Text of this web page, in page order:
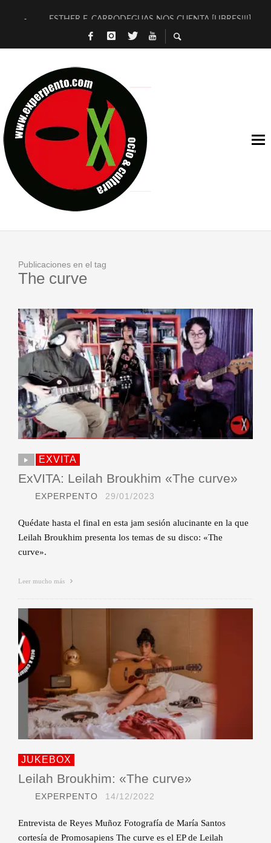
ESTHER F. CARRODEGUAS NOS CUENTA [LIBRES!!!]
[TERRA DE GUAPES] DE SANDRA MONFORT
TIMBRE 4, LA ESCUELA DEL DIRECTOR TEATRAL CLAUDIO
30 AÑOS (NO ES NADA) DE LA KATARSIS DEL TOMATAZO
MILITARES JUDÍAS EN #EXVITA
D’BALDOMEROS REINVENTAN [BITÁCORA 3.0] EN EXVITA
MARSHALL FLASH PRESENTA EN EXVITA [RELATIVA
JOFRE BARDAGÍ EN EXVITA INTERPRETANDO A SERRAT
Publicaciones en el tag
The curve
EXVITA
ExVITA: Leilah Broukhim «The curve»
EXPERPENTO 29/01/2023
Quédate hasta el final en esta jam sesión alucinante en la que
Leilah Broukhim presenta los temas de su disco: «The
curve».
Leer mucho más
JUKEBOX
Leilah Broukhim: «The curve»
EXPERPENTO 14/12/2022
Entrevista de Reyes Muñoz Fotografía de María Santos
cortesía de Promosapiens The curve es el EP de Leilah